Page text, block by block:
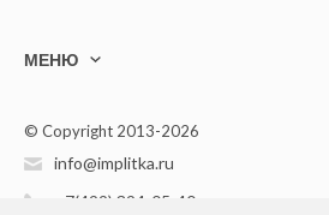
МЕНЮ
© Copyright 2013-2026
info@implitka.ru
+7(499) 394-05-40